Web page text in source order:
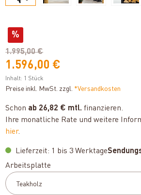
%
1.995,00 €
1.596,00 €
Inhalt: 1 Stück
Preise inkl. MwSt. zzgl. *Versandkosten
Schon ab 26,82 € mtl. finanzieren.
Ihre monatliche Rate und weitere
hier.
Lieferzeit: 1 bis 3 Werktage
Arbeitsplatte